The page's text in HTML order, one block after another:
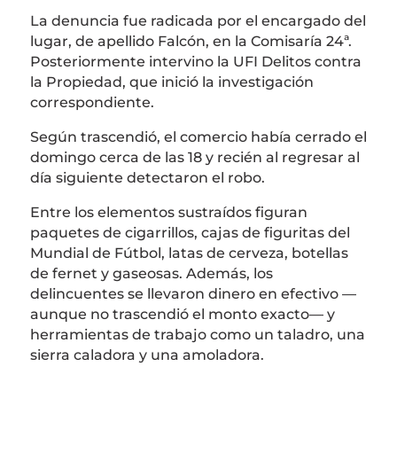
La denuncia fue radicada por el encargado del
lugar, de apellido Falcón, en la Comisaría 24ª.
Posteriormente intervino la UFI Delitos contra
la Propiedad, que inició la investigación
correspondiente.
Según trascendió, el comercio había cerrado el
domingo cerca de las 18 y recién al regresar al
día siguiente detectaron el robo.
Entre los elementos sustraídos figuran
paquetes de cigarrillos, cajas de figuritas del
Mundial de Fútbol, latas de cerveza, botellas
de fernet y gaseosas. Además, los
delincuentes se llevaron dinero en efectivo —
aunque no trascendió el monto exacto— y
herramientas de trabajo como un taladro, una
sierra caladora y una amoladora.